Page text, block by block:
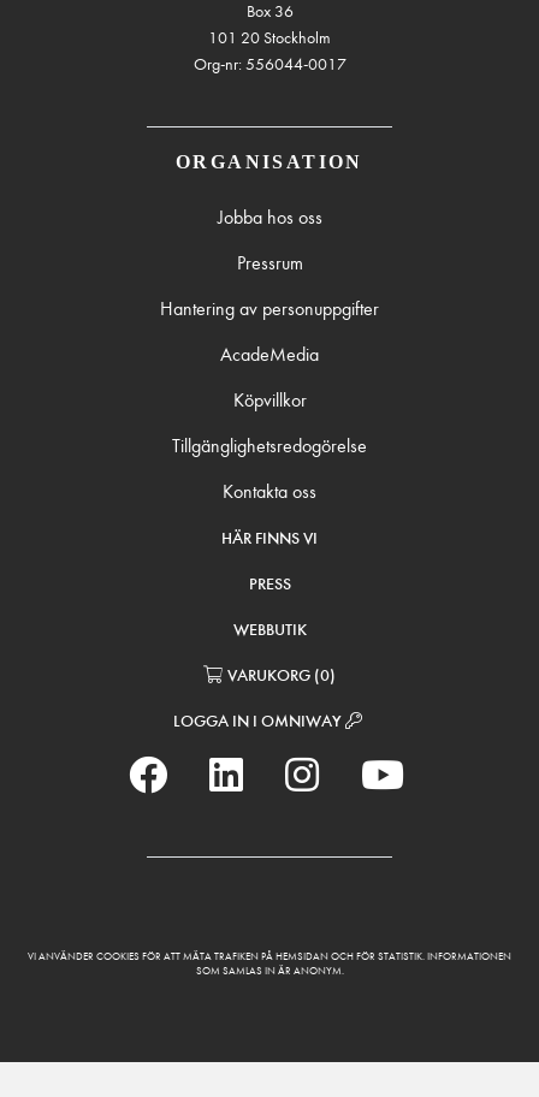
Box 36
101 20 Stockholm
Org-nr: 556044-0017
ORGANISATION
Jobba hos oss
Pressrum
Hantering av personuppgifter
AcadeMedia
Köpvillkor
Tillgänglighetsredogörelse
Kontakta oss
HÄR FINNS VI
PRESS
WEBBUTIK
VARUKORG (0)
LOGGA IN I OMNIWAY
VI ANVÄNDER COOKIES FÖR ATT MÄTA TRAFIKEN PÅ HEMSIDAN OCH FÖR STATISTIK. INFORMATIONEN
SOM SAMLAS IN ÄR ANONYM.